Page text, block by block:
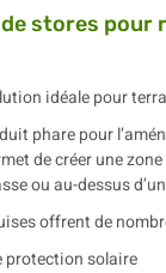
stores pour
idéale pour
phare pour
de créer une zone
ou au-dessus
offrent de
protection solaire